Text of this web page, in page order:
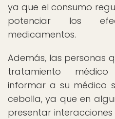
ya que el consumo
potenciar los
medicamentos.
Además, las personas
tratamiento
informar a su médico
cebolla, ya que en
presentar